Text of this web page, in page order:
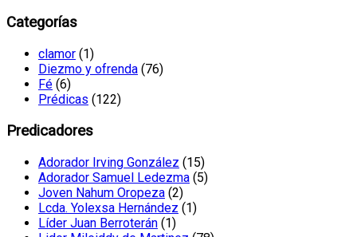
Categorías
clamor (1)
Diezmo y ofrenda (76)
Fé (6)
Prédicas (122)
Predicadores
Adorador Irving González (15)
Adorador Samuel Ledezma (5)
Joven Nahum Oropeza (2)
Lcda. Yolexsa Hernández (1)
Líder Juan Berroterán (1)